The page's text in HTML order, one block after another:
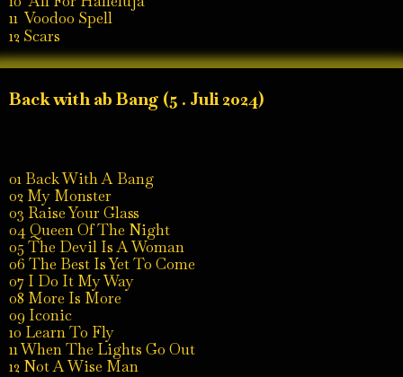
11 Voodoo Spell
12 Scars
Back with ab Bang (5 . Juli 2024)
01 Back With A Bang
02 My Monster
03 Raise Your Glass
04 Queen Of The Night
05 The Devil Is A Woman
06 The Best Is Yet To Come
07 I Do It My Way
08 More Is More
09 Iconic
10 Learn To Fly
11 When The Lights Go Out
12 Not A Wise Man